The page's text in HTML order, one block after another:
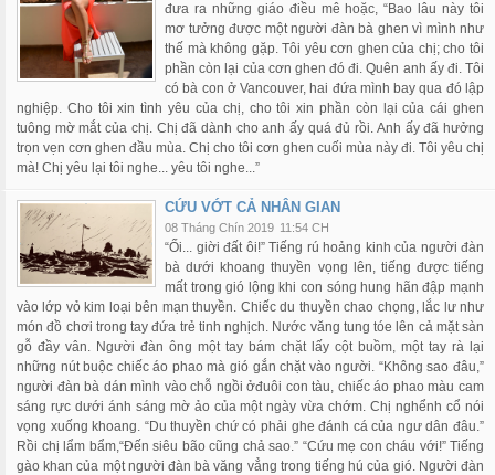
đưa ra những giáo điều mê hoặc, “Bao lâu này tôi
mơ tưởng được một người đàn bà ghen vì mình như
thế mà không gặp. Tôi yêu cơn ghen của chị; cho tôi
phần còn lại của cơn ghen đó đi. Quên anh ấy đi. Tôi
có bà con ở Vancouver, hai đứa mình bay qua đó lập
nghiệp. Cho tôi xin tình yêu của chị, cho tôi xin phần còn lại của cái ghen
tuông mờ mắt của chị. Chị đã dành cho anh ấy quá đủ rồi. Anh ấy đã hưởng
trọn vẹn cơn ghen đầu mùa. Chị cho tôi cơn ghen cuối mùa này đi. Tôi yêu chị
mà! Chị yêu lại tôi nghe... yêu tôi nghe...”
CỨU VỚT CẢ NHÂN GIAN
08 Tháng Chín 2019 11:54 CH
“Ối... giời đất ôi!” Tiếng rú hoảng kinh của người đàn
bà dưới khoang thuyền vọng lên, tiếng được tiếng
mất trong gió lộng khi con sóng hung hãn đập mạnh
vào lớp vỏ kim loại bên mạn thuyền. Chiếc du thuyền chao chọng, lắc lư như
món đồ chơi trong tay đứa trẻ tinh nghịch. Nước văng tung tóe lên cả mặt sàn
gỗ đầy vân. Người đàn ông một tay bám chặt lấy cột buồm, một tay rà lại
những nút buộc chiếc áo phao mà gió gắn chặt vào người. “Không sao đâu,”
người đàn bà dán mình vào chỗ ngồi ởđuôi con tàu, chiếc áo phao màu cam
sáng rực dưới ánh sáng mờ ảo của một ngày vừa chớm. Chị nghểnh cổ nói
vọng xuống khoang. “Du thuyền chứ có phải ghe đánh cá của ngư dân đâu.”
Rồi chị lẩm bẩm,“Đến siêu bão cũng chả sao.” “Cứu mẹ con cháu với!” Tiếng
gào khan của một người đàn bà văng vẳng trong tiếng hú của gió. Người đàn